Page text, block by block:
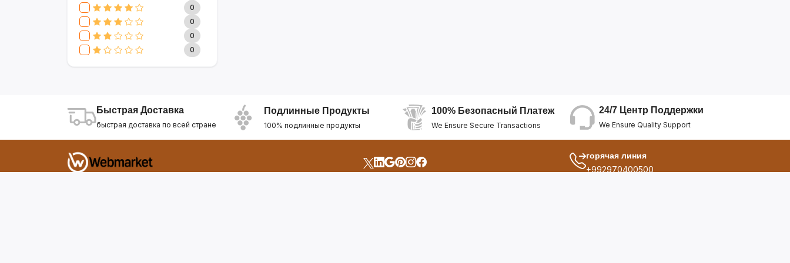
CLIVE & KEIRA 17
SEVAVEREK 6
DSP 0
SUPER CREST 4
2
APPLE
AOTE 7
ELEMENT
INTEX 0
0
0
0
0
Быстрая Доставка
быстрая доставка по всей стране
Подлинные Продукты
100% подлинные продукты
100% Безопасный Платеж
We Ensure Secure Transactions
24/7 Центр Поддержки
We Ensure Quality Support
горячая линия
+992970400500